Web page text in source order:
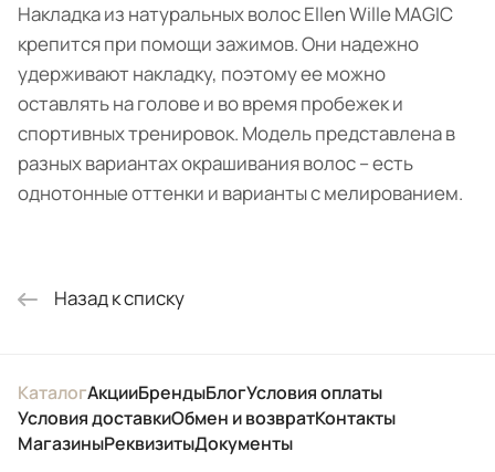
Накладка из натуральных волос Ellen Wille MAGIC
крепится при помощи зажимов. Они надежно
удерживают накладку, поэтому ее можно
оставлять на голове и во время пробежек и
спортивных тренировок. Модель представлена в
разных вариантах окрашивания волос – есть
однотонные оттенки и варианты с мелированием.
Назад к списку
КаталогАкцииБрендыБлогУсловия оплаты
Условия доставкиОбмен и возвратКонтакты
МагазиныРеквизитыДокументы